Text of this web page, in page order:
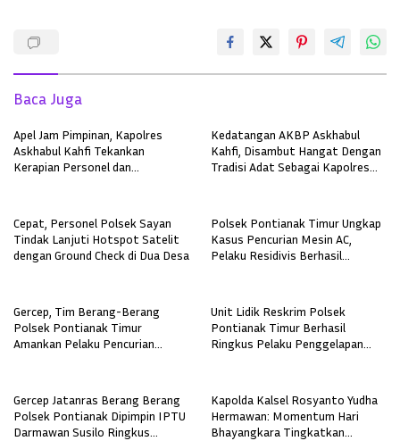
Baca Juga
Apel Jam Pimpinan, Kapolres
Askhabul Kahfi Tekankan
Kerapian Personel dan
Kedatangan AKBP Askhabul
Kahfi, Disambut Hangat Dengan
Tradisi Adat Sebagai Kapolres
Cepat, Personel Polsek Sayan
Tindak Lanjuti Hotspot Satelit
dengan Ground Check di Dua Desa
Polsek Pontianak Timur Ungkap
Kasus Pencurian Mesin AC,
Pelaku Residivis Berhasil
Gercep, Tim Berang-Berang
Polsek Pontianak Timur
Amankan Pelaku Pencurian
Unit Lidik Reskrim Polsek
Pontianak Timur Berhasil
Ringkus Pelaku Penggelapan
Gercep Jatanras Berang Berang
Polsek Pontianak Dipimpin IPTU
Darmawan Susilo Ringkus
Kapolda Kalsel Rosyanto Yudha
Hermawan: Momentum Hari
Bhayangkara Tingkatkan